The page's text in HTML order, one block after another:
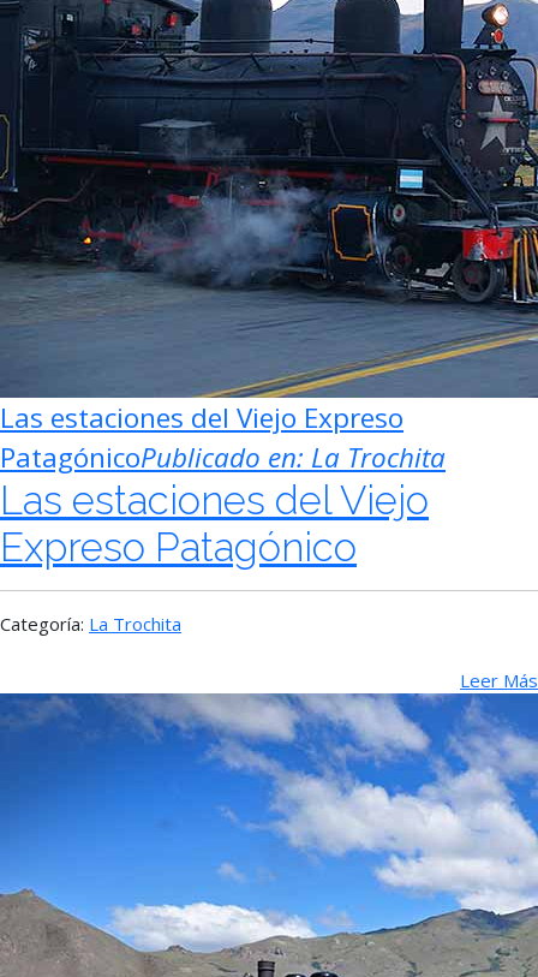
Las estaciones del Viejo Expreso
PatagónicoPublicado en: La Trochita
Las estaciones del Viejo
Expreso Patagónico
Categoría: La Trochita
Leer Más